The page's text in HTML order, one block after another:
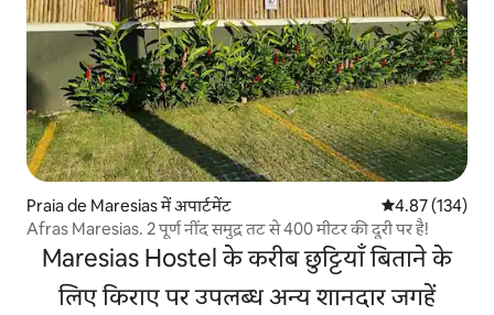
Praia de Maresias में अपार्टमेंट औसत रेटिंग 5 में से
4.87 (134)
Afras Maresias. 2 पूर्ण नींद समुद्र तट से 400 मीटर की दूरी पर है!
Maresias Hostel के करीब छुट्टियाँ बिताने के
लिए किराए पर उपलब्ध अन्य शानदार जगहें